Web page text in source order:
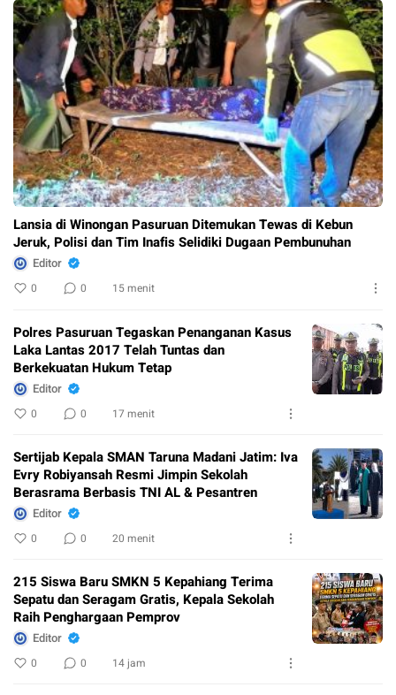
Lansia di Winongan Pasuruan Ditemukan Tewas di Kebun
Jeruk, Polisi dan Tim Inafis Selidiki Dugaan Pembunuhan
Editor
0 0 15 menit
Polres Pasuruan Tegaskan Penanganan Kasus
Laka Lantas 2017 Telah Tuntas dan
Berkekuatan Hukum Tetap
Editor
0 0 17 menit
Sertijab Kepala SMAN Taruna Madani Jatim: Iva
Evry Robiyansah Resmi Jimpin Sekolah
Berasrama Berbasis TNI AL & Pesantren
Editor
0 0 20 menit
215 Siswa Baru SMKN 5 Kepahiang Terima
Sepatu dan Seragam Gratis, Kepala Sekolah
Raih Penghargaan Pemprov
Editor
0 0 14 jam